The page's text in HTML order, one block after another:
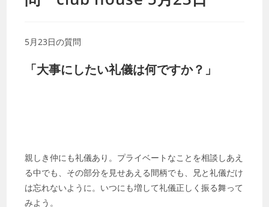
5月23日の質問
「大事にしたい礼儀は何ですか？」
親しき仲にも礼儀あり。プライベートなことを相談しあえ
る中でも、その部分を見せあえる間柄でも、兄と礼儀だけ
は忘れないように。いつにも増して礼儀正しく振る舞って
みよう。